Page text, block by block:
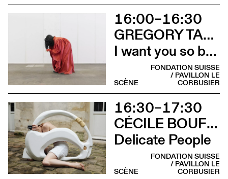
16:00–16:30
GREGORY TARA HARI AVEC PINKY HTUT AUNG
I want you so bad it’s my only wish
FONDATION SUISSE
/ PAVILLON LE
CORBUSIER
SCÈNE
16:30–17:30
CÉCILE BOUFFARD & RUTH CHILDS (SCARLETT'S)
Delicate People
FONDATION SUISSE
/ PAVILLON LE
CORBUSIER
SCÈNE